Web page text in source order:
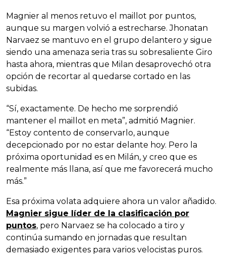
Magnier al menos retuvo el maillot por puntos,
aunque su margen volvió a estrecharse. Jhonatan
Narvaez se mantuvo en el grupo delantero y sigue
siendo una amenaza seria tras su sobresaliente Giro
hasta ahora, mientras que Milan desaprovechó otra
opción de recortar al quedarse cortado en las
subidas.
“Sí, exactamente. De hecho me sorprendió
mantener el maillot en meta”, admitió Magnier.
“Estoy contento de conservarlo, aunque
decepcionado por no estar delante hoy. Pero la
próxima oportunidad es en Milán, y creo que es
realmente más llana, así que me favorecerá mucho
más.”
Esa próxima volata adquiere ahora un valor añadido.
Magnier sigue líder de la clasificación por
puntos, pero Narvaez se ha colocado a tiro y
continúa sumando en jornadas que resultan
demasiado exigentes para varios velocistas puros.